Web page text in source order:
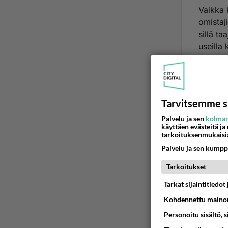
Vaikka
sillä
useilla
Close
sen
kaiken
Tarvitsemme
Palvelu ja sen
käyttäen evästeitä
Palvelu ja sen
Tarkoitukset
Tarkat sijaintitiedot
Kohdennettu
Personoitu sisältö,